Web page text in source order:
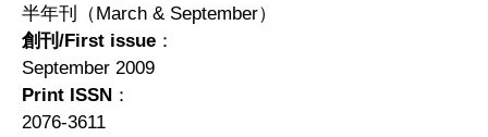
半年刊（March & September）
創刊/First issue ：
September 2009
Print ISSN ：
2076-3611